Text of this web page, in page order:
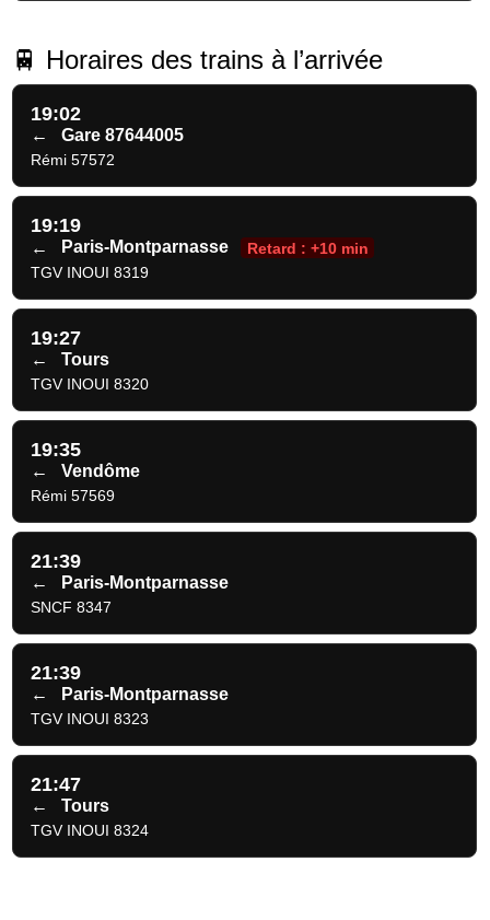
🚆 Horaires des trains à l’arrivée
19:02
← Gare 87644005
Rémi 57572
19:19
← Paris-Montparnasse
Retard : +10 min
TGV INOUI 8319
19:27
← Tours
TGV INOUI 8320
19:35
← Vendôme
Rémi 57569
21:39
← Paris-Montparnasse
SNCF 8347
21:39
← Paris-Montparnasse
TGV INOUI 8323
21:47
← Tours
TGV INOUI 8324